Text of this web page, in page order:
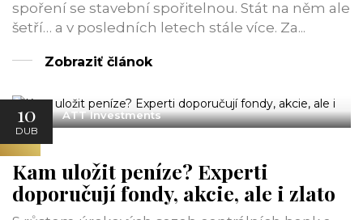
spoření se stavební spořitelnou. Stát na něm ale
šetří… a v posledních letech stále více. Za...
Zobraziť článok
10
DUB
ATT Investments
Kam uložit peníze? Experti
doporučují fondy, akcie, ale i zlato